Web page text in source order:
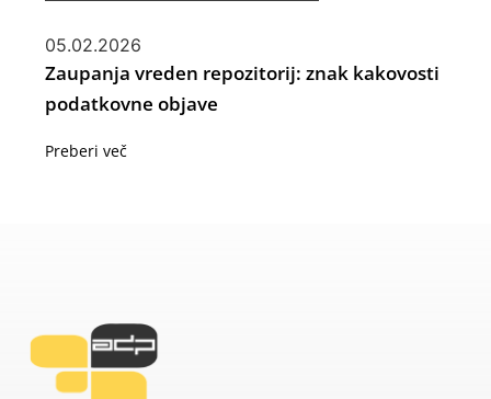
05.02.2026
Zaupanja vreden repozitorij: znak kakovosti
podatkovne objave
Preberi več